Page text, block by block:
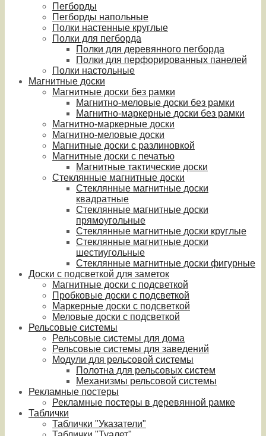
Пегборды
Пегборды напольные
Полки настенные круглые
Полки для пегборда
Полки для деревянного пегборда
Полки для перфорированных панелей
Полки настольные
Магнитные доски
Магнитные доски без рамки
Магнитно-меловые доски без рамки
Магнитно-маркерные доски без рамки
Магнитно-маркерные доски
Магнитно-меловые доски
Магнитные доски с разлиновкой
Магнитные доски с печатью
Магнитные тактические доски
Стеклянные магнитные доски
Стеклянные магнитные доски
квадратные
Стеклянные магнитные доски
прямоугольные
Стеклянные магнитные доски круглые
Стеклянные магнитные доски
шестиугольные
Стеклянные магнитные доски фигурные
Доски с подсветкой для заметок
Магнитные доски с подсветкой
Пробковые доски с подсветкой
Маркерные доски с подсветкой
Меловые доски с подсветкой
Рельсовые системы
Рельсовые системы для дома
Рельсовые системы для заведений
Модули для рельсовой системы
Полотна для рельсовых систем
Механизмы рельсовой системы
Рекламные постеры
Рекламные постеры в деревянной рамке
Таблички
Таблички "Указатели"